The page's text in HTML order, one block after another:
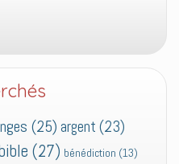
(25) argent (23)
(27) bénédiction (13)